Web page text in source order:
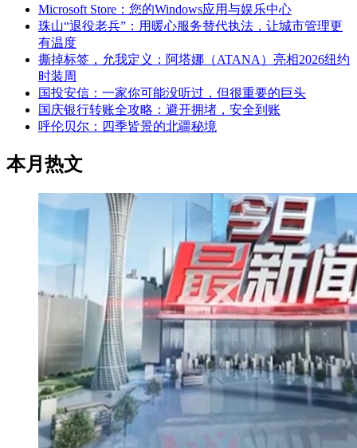
Microsoft Store：您的Windows应用与娱乐中心
珠山“退役老兵”：用暖心服务替代执法，让城市管理更
有温度
撕掉标签，允我定义：阿塔娜（ATANA）亮相2026纽约
时装周
国投安信：一家你可能没听过，但很重要的巨头
国庆银行转账全攻略：避开拥堵，安全到账
呼伦贝尔：四季皆景的北疆秘境
本月热文